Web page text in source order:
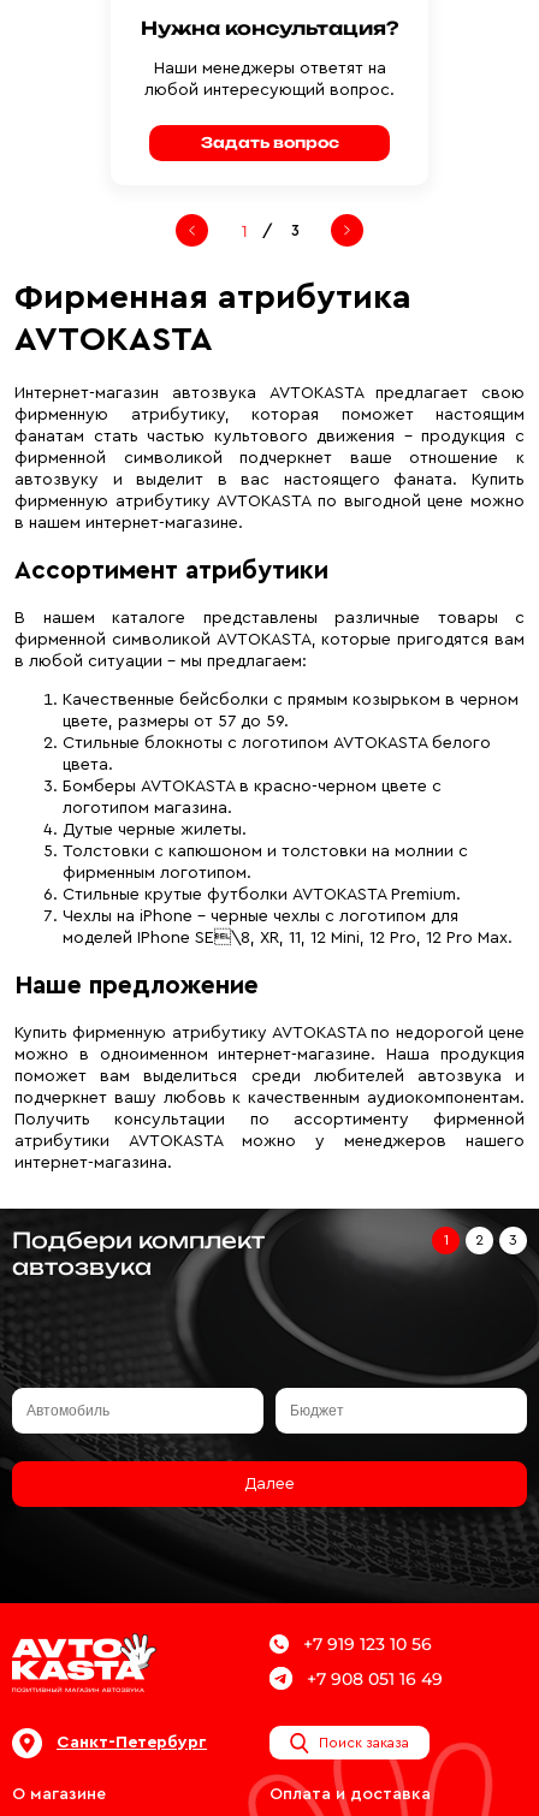
Нужна консультация?
Наши менеджеры ответят на
любой интересующий вопрос.
Задать вопрос
/ 3
Фирменная атрибутика
AVTOKASTA
Интернет-магазин автозвука AVTOKASTA предлагает свою
фирменную атрибутику, которая поможет настоящим
фанатам стать частью культового движения – продукция с
фирменной символикой подчеркнет ваше отношение к
автозвуку и выделит в вас настоящего фаната. Купить
фирменную атрибутику AVTOKASTA по выгодной цене можно
в нашем интернет-магазине.
Ассортимент атрибутики
В нашем каталоге представлены различные товары с
фирменной символикой AVTOKASTA, которые пригодятся вам
в любой ситуации – мы предлагаем:
Качественные бейсболки с прямым козырьком в черном
цвете, размеры от 57 до 59.
Стильные блокноты с логотипом AVTOKASTA белого
цвета.
Бомберы AVTOKASTA в красно-черном цвете с
логотипом магазина.
Дутые черные жилеты.
Толстовки с капюшоном и толстовки на молнии с
фирменным логотипом.
Стильные крутые футболки AVTOKASTA Premium.
Чехлы на iPhone – черные чехлы с логотипом для
моделей IPhone SE\8, XR, 11, 12 Mini, 12 Pro, 12 Pro Max.
Наше предложение
Купить фирменную атрибутику AVTOKASTA по недорогой цене
можно в одноименном интернет-магазине. Наша продукция
поможет вам выделиться среди любителей автозвука и
подчеркнет вашу любовь к качественным аудиокомпонентам.
Получить консультации по ассортименту фирменной
атрибутики AVTOKASTA можно у менеджеров нашего
интернет-магазина.
Подбери комплект
автозвука
1 2 3
Далее
+7 919 123 10 56
+7 908 051 16 49
Санкт-Петербург Поиск заказа
О магазине Оплата и доставка